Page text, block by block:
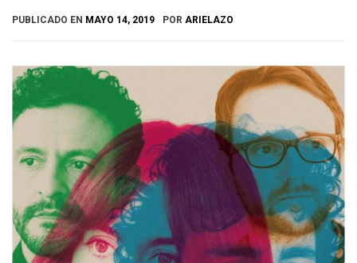
PUBLICADO EN MAYO 14, 2019 POR ARIELAZO